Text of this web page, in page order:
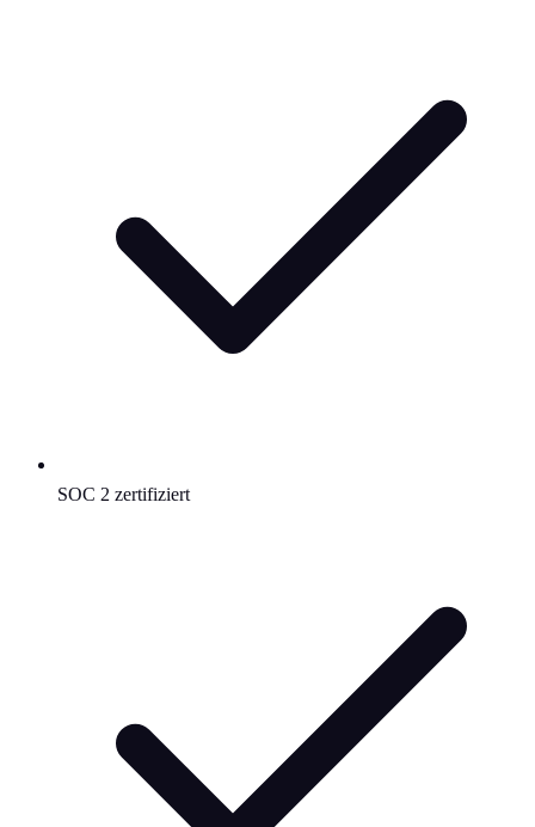
SOC 2 zertifiziert